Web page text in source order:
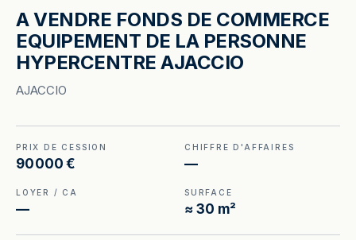
A VENDRE FONDS DE COMMERCE
EQUIPEMENT DE LA PERSONNE
HYPERCENTRE AJACCIO
AJACCIO
PRIX DE CESSION
90 000 €
CHIFFRE D'AFFAIRES
—
LOYER / CA
—
SURFACE
≈ 30 m²